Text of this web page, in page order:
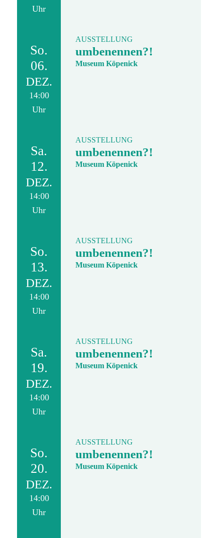
Uhr
So.
06.
DEZ.
14:00
Uhr
AUSSTELLUNG
umbenennen?!
Museum Köpenick
Sa.
12.
DEZ.
14:00
Uhr
AUSSTELLUNG
umbenennen?!
Museum Köpenick
So.
13.
DEZ.
14:00
Uhr
AUSSTELLUNG
umbenennen?!
Museum Köpenick
Sa.
19.
DEZ.
14:00
Uhr
AUSSTELLUNG
umbenennen?!
Museum Köpenick
So.
20.
DEZ.
14:00
Uhr
AUSSTELLUNG
umbenennen?!
Museum Köpenick